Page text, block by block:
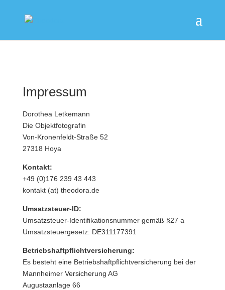
Impressum
Dorothea Letkemann
Die Objektfotografin
Von-Kronenfeldt-Straße 52
27318 Hoya
Kontakt:
+49 (0)176 239 43 443
kontakt (at) theodora.de
Umsatzsteuer-ID:
Umsatzsteuer-Identifikationsnummer gemäß §27 a
Umsatzsteuergesetz: DE311177391
Betriebshaftpflichtversicherung:
Es besteht eine Betriebshaftpflichtversicherung bei der
Mannheimer Versicherung AG
Augustaanlage 66